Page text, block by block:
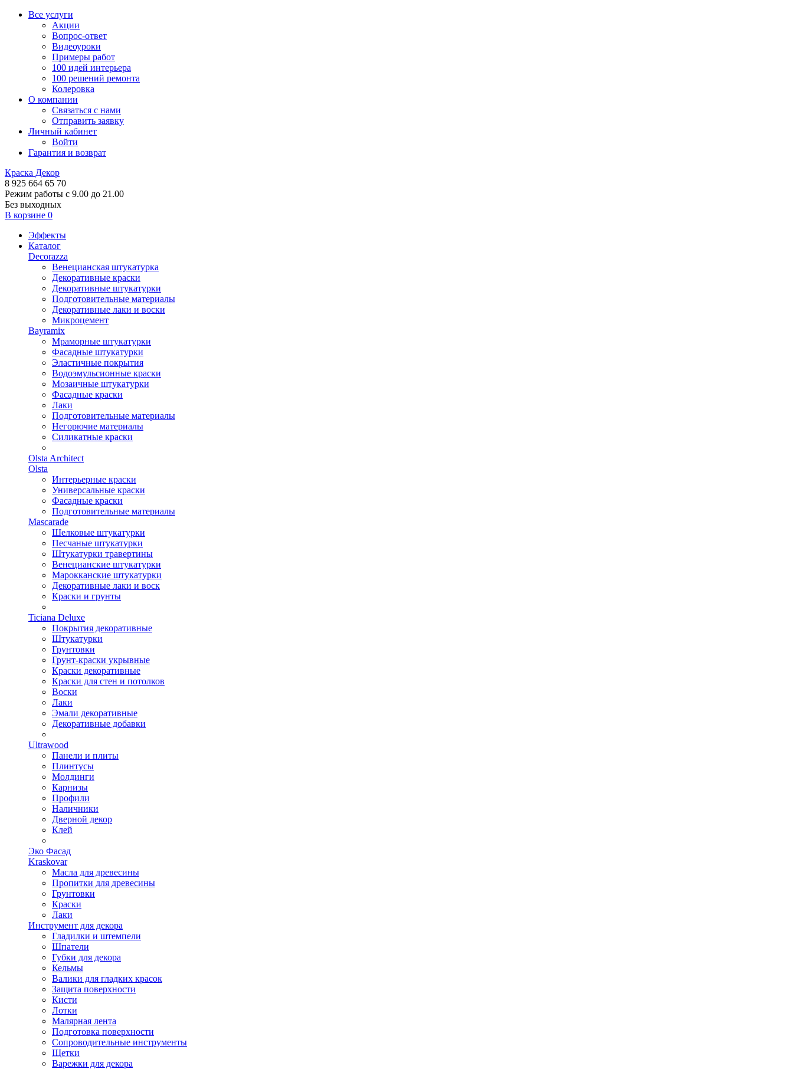
Все услуги
Акции
Вопрос-ответ
Видеоуроки
Примеры работ
100 идей интерьера
100 решений ремонта
Колеровка
О компании
Связаться с нами
Отправить заявку
Личный кабинет
Войти
Гарантия и возврат
Краска Декор
8 925 664 65 70
Режим работы с 9.00 до 21.00
Без выходных
В корзине 0
Эффекты
Каталог
Decorazza
Венецианская штукатурка
Декоративные краски
Декоративные штукатурки
Подготовительные материалы
Декоративные лаки и воски
Микроцемент
Bayramix
Мраморные штукатурки
Фасадные штукатурки
Эластичные покрытия
Водоэмульсионные краски
Мозаичные штукатурки
Фасадные краски
Лаки
Подготовительные материалы
Негорючие материалы
Силикатные краски
Olsta Architect
Olsta
Интерьерные краски
Универсальные краски
Фасадные краски
Подготовительные материалы
Mascarade
Шелковые штукатурки
Песчаные штукатурки
Штукатурки травертины
Венецианские штукатурки
Марокканские штукатурки
Декоративные лаки и воск
Краски и грунты
Ticiana Deluxe
Покрытия декоративные
Штукатурки
Грунтовки
Грунт-краски укрывные
Краски декоративные
Краски для стен и потолков
Воски
Лаки
Эмали декоративные
Декоративные добавки
Ultrawood
Панели и плиты
Плинтусы
Молдинги
Карнизы
Профили
Наличники
Дверной декор
Клей
Эко Фасад
Kraskovar
Масла для древесины
Пропитки для древесины
Грунтовки
Краски
Лаки
Инструмент для декора
Гладилки и штемпели
Шпатели
Губки для декора
Кельмы
Валики для гладких красок
Защита поверхности
Кисти
Лотки
Малярная лента
Подготовка поверхности
Сопроводительные инструменты
Щетки
Варежки для декора